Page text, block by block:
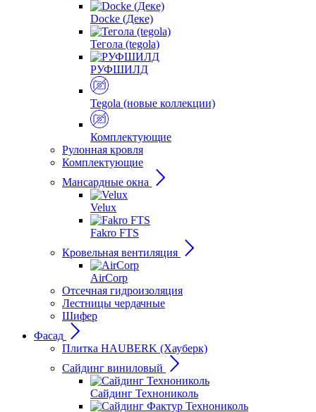
Docke (Деке)
Тегола (tegola)
РУФШИЛД
Tegola (новые коллекции)
Комплектующие
Рулонная кровля
Комплектующие
Мансардные окна
Velux
Fakro FTS
Кровельная вентиляция
AirCorp
Отсечная гидроизоляция
Лестницы чердачные
Шифер
Фасад
Плитка HAUBERK (Хауберк)
Сайдинг виниловый
Сайдинг Технониколь